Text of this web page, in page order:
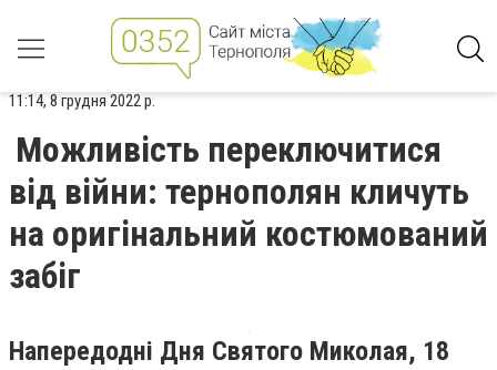
11:14, 8 грудня 2022 р.
Можливість переключитися
від війни: тернополян кличуть
на оригінальний костюмований
забіг
Напередодні Дня Святого Миколая, 18